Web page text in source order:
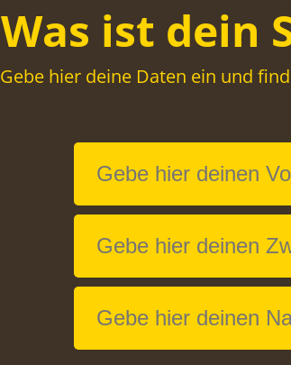
Was ist dein
Gebe hier deine Daten ein und